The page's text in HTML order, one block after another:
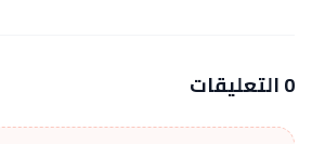
0 التعليقات